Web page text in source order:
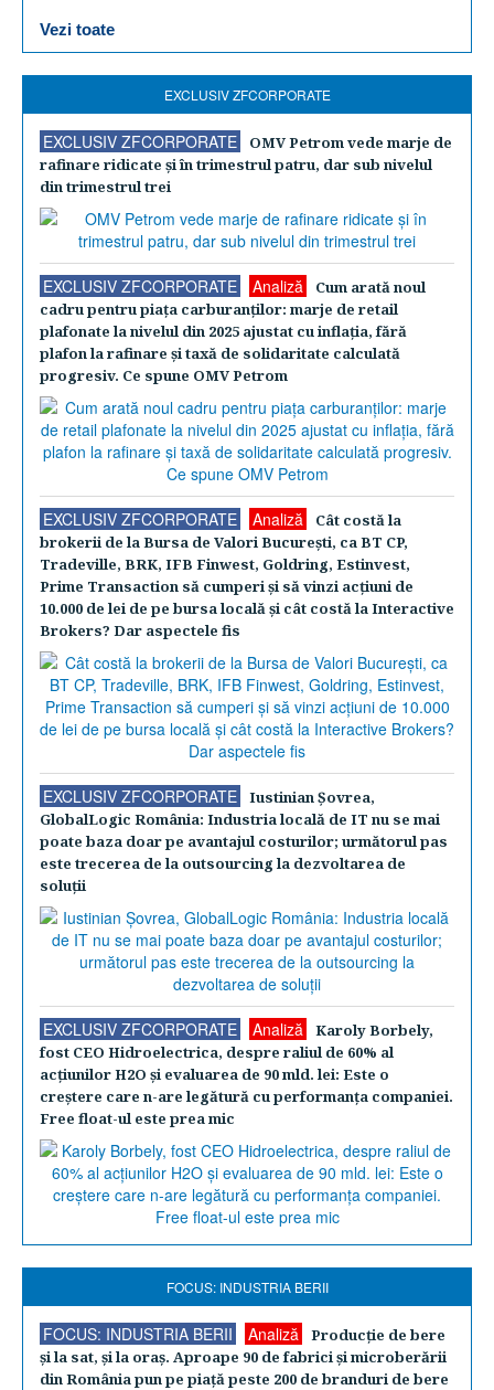
Vezi toate
EXCLUSIV ZFCORPORATE
EXCLUSIV ZFCORPORATE
OMV Petrom vede marje de
rafinare ridicate şi în trimestrul patru, dar sub nivelul
din trimestrul trei
EXCLUSIV ZFCORPORATE Analiză
Cum arată noul
cadru pentru piaţa carburanţilor: marje de retail
plafonate la nivelul din 2025 ajustat cu inflaţia, fără
plafon la rafinare şi taxă de solidaritate calculată
progresiv. Ce spune OMV Petrom
EXCLUSIV ZFCORPORATE Analiză
Cât costă la
brokerii de la Bursa de Valori Bucureşti, ca BT CP,
Tradeville, BRK, IFB Finwest, Goldring, Estinvest,
Prime Transaction să cumperi şi să vinzi acţiuni de
10.000 de lei de pe bursa locală şi cât costă la Interactive
Brokers? Dar aspectele fis
EXCLUSIV ZFCORPORATE
Iustinian Şovrea,
GlobalLogic România: Industria locală de IT nu se mai
poate baza doar pe avantajul costurilor; următorul pas
este trecerea de la outsourcing la dezvoltarea de
soluţii
EXCLUSIV ZFCORPORATE Analiză
Karoly Borbely,
fost CEO Hidroelectrica, despre raliul de 60% al
acţiunilor H2O şi evaluarea de 90 mld. lei: Este o
creştere care n-are legătură cu performanţa companiei.
Free float-ul este prea mic
FOCUS: INDUSTRIA BERII
FOCUS: INDUSTRIA BERII Analiză
Producţie de bere
şi la sat, şi la oraş. Aproape 90 de fabrici şi microberării
din România pun pe piaţă peste 200 de branduri de bere